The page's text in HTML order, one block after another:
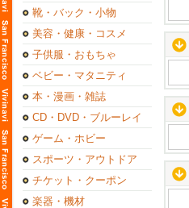
靴・バック・小物
美容・健康・コスメ
子供服・おもちゃ
ベビー・マタニティ
本・漫画・雑誌
CD・DVD・ブルーレイ
ゲーム・ホビー
スポーツ・アウトドア
チケット・クーポン
楽器・機材